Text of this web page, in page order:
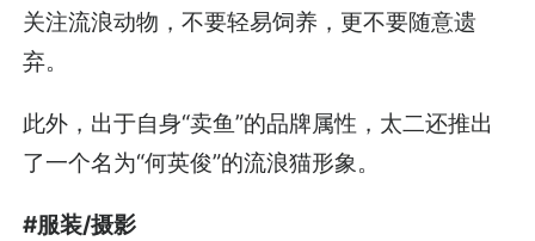
关注流浪动物，不要轻易饲养，更不要随意遗
弃。
此外，出于自身“卖鱼”的品牌属性，太二还推出
了一个名为“何英俊”的流浪猫形象。
#服装/摄影